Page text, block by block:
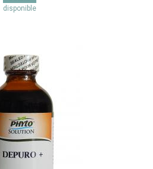
disponible